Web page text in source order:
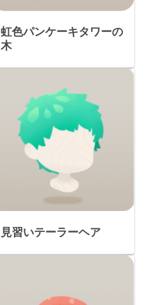
虹色パンケーキタワーの
木
見習いテーラーヘア